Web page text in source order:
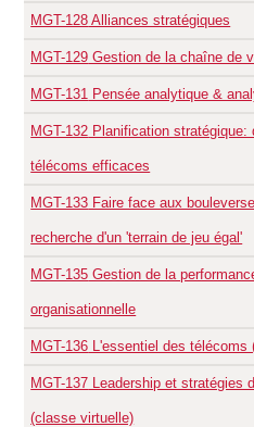
MGT-128 Alliances stratégiques
MGT-129 Gestion de la chaîne de
MGT-131 Pensée analytique &
MGT-132 Planification stratégique:
télécoms efficaces
MGT-133 Faire face aux
recherche d'un 'terrain de jeu égal'
MGT-135 Gestion de la
organisationnelle
MGT-136 L'essentiel des télécoms
MGT-137 Leadership et stratégies
(classe virtuelle)